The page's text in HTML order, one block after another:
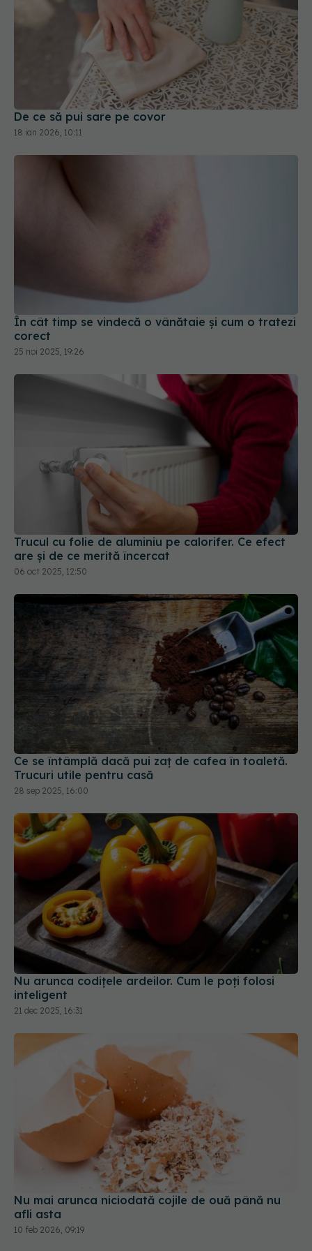
De ce să pui sare pe covor
18 ian 2026, 10:11
În cât timp se vindecă o vânătaie și cum o tratezi
25 noi 2025, 19:26
Trucul cu folie de aluminiu pe calorifer. Ce efect
are și de ce merită încercat
06 oct 2025, 12:50
Ce se întâmplă dacă pui zaț de cafea în toaletă.
Trucuri utile pentru casă
28 sep 2025, 16:00
Nu arunca codițele ardeilor. Cum le poți folosi
inteligent
21 dec 2025, 16:31
Nu mai arunca niciodată cojile de ouă până nu
10 feb 2026, 09:19